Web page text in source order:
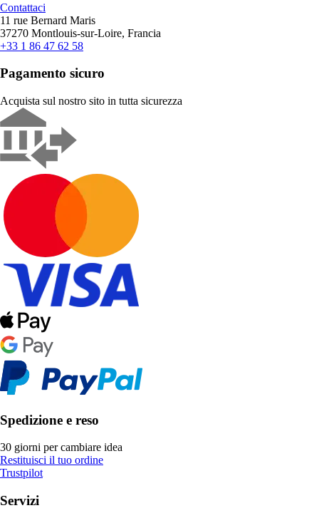
Contattaci
11 rue Bernard Maris
37270 Montlouis-sur-Loire, Francia
+33 1 86 47 62 58
Pagamento sicuro
Acquista sul nostro sito in tutta sicurezza
Spedizione e reso
30 giorni per cambiare idea
Restituisci il tuo ordine
Trustpilot
Servizi